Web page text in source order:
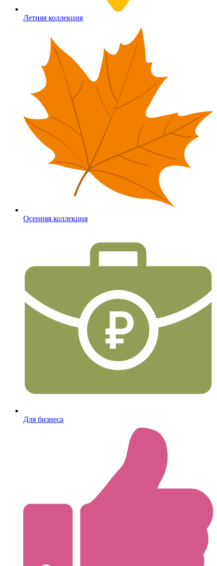
Летняя коллекция
Осенняя коллекция
Для бизнеса